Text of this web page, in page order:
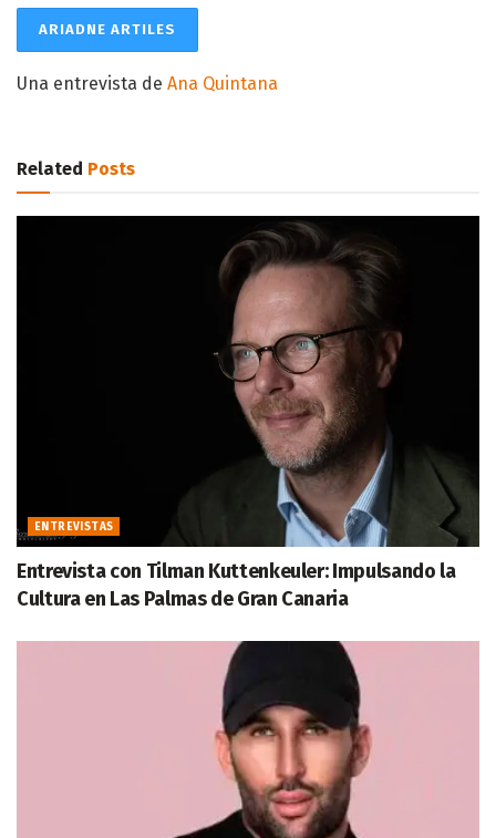
ARIADNE ARTILES
Una entrevista de Ana Quintana
Related Posts
ENTREVISTAS
Entrevista con Tilman Kuttenkeuler: Impulsando la
Cultura en Las Palmas de Gran Canaria